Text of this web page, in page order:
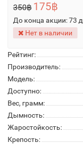
Рейтинг:
Производитель:
Модель:
Доступно:
Вес, грамм:
Дымность:
Жаростойкость:
Крепость:
350฿ 175฿
До конца акции:73
Нет в наличии